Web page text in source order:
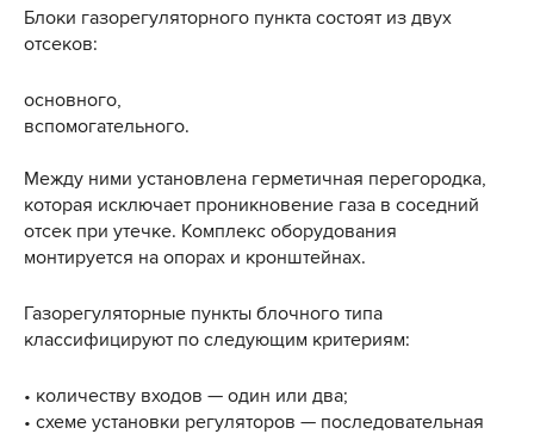
Блоки газорегуляторного пункта состоят из двух
отсеков:
основного,
вспомогательного.
Между ними установлена герметичная перегородка,
которая исключает проникновение газа в соседний
отсек при утечке. Комплекс оборудования
монтируется на опорах и кронштейнах.
Газорегуляторные пункты блочного типа
классифицируют по следующим критериям:
• количеству входов — один или два;
• схеме установки регуляторов — последовательная